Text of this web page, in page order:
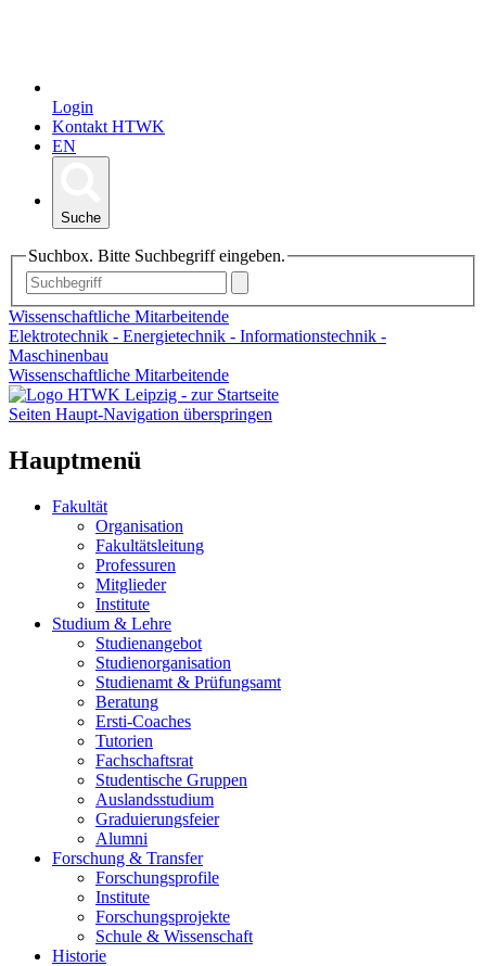
Login
Kontakt HTWK
EN
Suche
Suchbox. Bitte Suchbegriff eingeben.
Wissenschaftliche Mitarbeitende
Elektrotechnik - Energietechnik - Informationstechnik -
Maschinenbau
Wissenschaftliche Mitarbeitende
Seiten Haupt-Navigation überspringen
Hauptmenü
Fakultät
Organisation
Fakultätsleitung
Professuren
Mitglieder
Institute
Studium & Lehre
Studienangebot
Studienorganisation
Studienamt & Prüfungsamt
Beratung
Ersti-Coaches
Tutorien
Fachschaftsrat
Studentische Gruppen
Auslandsstudium
Graduierungsfeier
Alumni
Forschung & Transfer
Forschungsprofile
Institute
Forschungsprojekte
Schule & Wissenschaft
Historie